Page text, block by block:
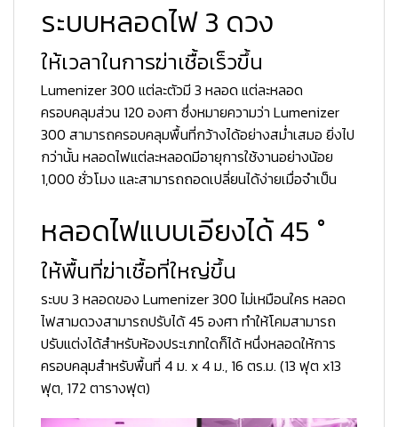
ระบบหลอดไฟ 3 ดวง
ให้เวลาในการฆ่าเชื้อเร็วขึ้น
Lumenizer 300 แต่ละตัวมี 3 หลอด แต่ละหลอด
ครอบคลุมส่วน 120 องศา ซึ่งหมายความว่า Lumenizer
300 สามารถครอบคลุมพื้นที่กว้างได้อย่างสม่ำเสมอ ยิ่งไป
กว่านั้น หลอดไฟแต่ละหลอดมีอายุการใช้งานอย่างน้อย
1,000 ชั่วโมง และสามารถถอดเปลี่ยนได้ง่ายเมื่อจำเป็น
หลอดไฟแบบเอียงได้ 45 °
ให้พื้นที่ฆ่าเชื้อที่ใหญ่ขึ้น
ระบบ 3 หลอดของ Lumenizer 300 ไม่เหมือนใคร หลอด
ไฟสามดวงสามารถปรับได้ 45 องศา ทำให้โคมสามารถ
ปรับแต่งได้สำหรับห้องประเภทใดก็ได้ หนึ่งหลอดให้การ
ครอบคลุมสำหรับพื้นที่ 4 ม. x 4 ม., 16 ตร.ม. (13 ฟุต x13
ฟุต, 172 ตารางฟุต)